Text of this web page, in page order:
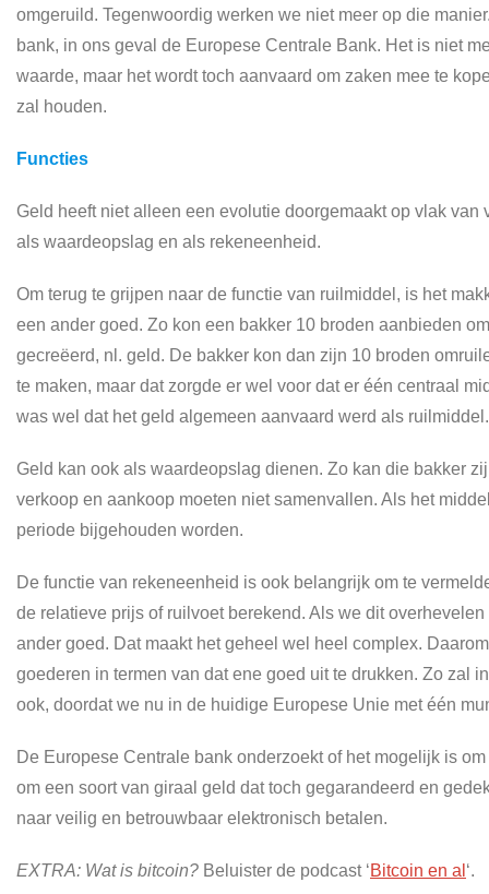
omgeruild. Tegenwoordig werken we niet meer op die
bank, in ons geval de Europese Centrale Bank. Het is niet
waarde, maar het wordt toch aanvaard om zaken mee te
zal houden.
Functies
Geld heeft niet alleen een evolutie doorgemaakt op vlak
als waardeopslag en als rekeneenheid.
Om terug te grijpen naar de functie van ruilmiddel, is het
een ander goed. Zo kon een bakker 10 broden aanbieden
gecreëerd, nl. geld. De bakker kon dan zijn 10 broden
te maken, maar dat zorgde er wel voor dat er één centraal
was wel dat het geld algemeen aanvaard werd als ruilmiddel.
Geld kan ook als waardeopslag dienen. Zo kan die bakker
verkoop en aankoop moeten niet samenvallen. Als het
periode bijgehouden worden.
De functie van rekeneenheid is ook belangrijk om te
de relatieve prijs of ruilvoet berekend. Als we dit
ander goed. Dat maakt het geheel wel heel complex.
goederen in termen van dat ene goed uit te drukken. Zo zal
ook, doordat we nu in de huidige Europese Unie met één
De Europese Centrale bank onderzoekt of het mogelijk is
om een soort van giraal geld dat toch gegarandeerd en
naar veilig en betrouwbaar elektronisch betalen.
EXTRA: Wat is bitcoin? Beluister de podcast ‘Bitcoin en al ‘.